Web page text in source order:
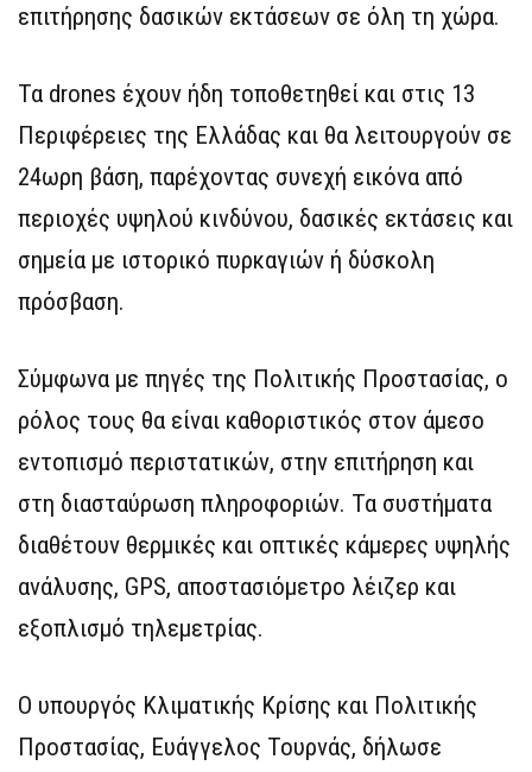
επιτήρησης δασικών εκτάσεων σε όλη τη χώρα.
Τα drones έχουν ήδη τοποθετηθεί και στις 13
Περιφέρειες της Ελλάδας και θα λειτουργούν σε
24ωρη βάση, παρέχοντας συνεχή εικόνα από
περιοχές υψηλού κινδύνου, δασικές εκτάσεις και
σημεία με ιστορικό πυρκαγιών ή δύσκολη
πρόσβαση.
Σύμφωνα με πηγές της Πολιτικής Προστασίας, ο
ρόλος τους θα είναι καθοριστικός στον άμεσο
εντοπισμό περιστατικών, στην επιτήρηση και
στη διασταύρωση πληροφοριών. Τα συστήματα
διαθέτουν θερμικές και οπτικές κάμερες υψηλής
ανάλυσης, GPS, αποστασιόμετρο λέιζερ και
εξοπλισμό τηλεμετρίας.
Ο υπουργός Κλιματικής Κρίσης και Πολιτικής
Προστασίας, Ευάγγελος Τουρνάς, δήλωσε